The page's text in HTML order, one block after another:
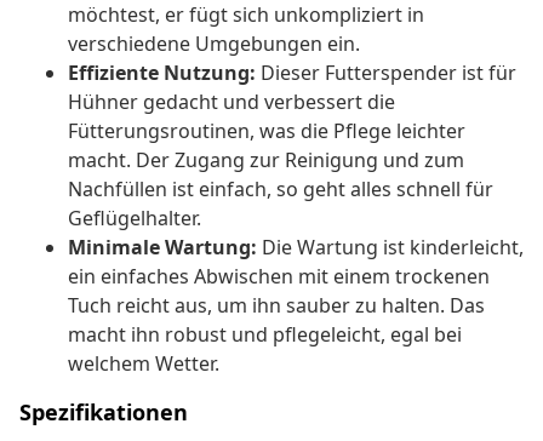
möchtest, er fügt sich unkompliziert in
verschiedene Umgebungen ein.
Effiziente Nutzung: Dieser Futterspender ist für
Hühner gedacht und verbessert die
Fütterungsroutinen, was die Pflege leichter
macht. Der Zugang zur Reinigung und zum
Nachfüllen ist einfach, so geht alles schnell für
Geflügelhalter.
Minimale Wartung: Die Wartung ist kinderleicht,
ein einfaches Abwischen mit einem trockenen
Tuch reicht aus, um ihn sauber zu halten. Das
macht ihn robust und pflegeleicht, egal bei
welchem Wetter.
Spezifikationen